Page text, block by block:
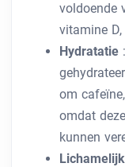
voldoende
vitamine
Hydratatie
om
omdat
kunnen